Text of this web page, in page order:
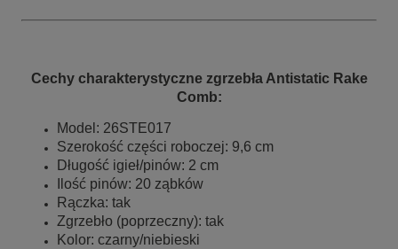
Cechy charakterystyczne zgrzebła Antistatic Rake
Comb:
Model: 26STE017
Szerokość części roboczej: 9,6 cm
Długość igieł/pinów: 2 cm
Ilość pinów: 20 ząbków
Rączka: tak
Zgrzebło (poprzeczny): tak
Kolor: czarny/niebieski